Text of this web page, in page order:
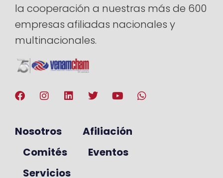
la cooperación a nuestras más de 600
empresas afiliadas nacionales y
multinacionales.
Nosotros
Afiliación
Comités
Eventos
Servicios